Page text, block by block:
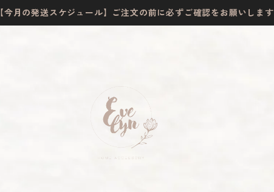
【今月の発送スケジュール】ご注文の前に必ずご確認をお願いします